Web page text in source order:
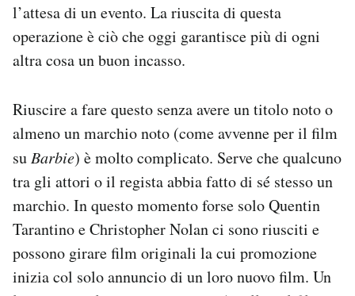
l’attesa di un evento. La riuscita di questa
operazione è ciò che oggi garantisce più di ogni
altra cosa un buon incasso.
Riuscire a fare questo senza avere un titolo noto o
almeno un marchio noto (come avvenne per il film
su Barbie) è molto complicato. Serve che qualcuno
tra gli attori o il regista abbia fatto di sé stesso un
marchio. In questo momento forse solo Quentin
Tarantino e Christopher Nolan ci sono riusciti e
possono girare film originali la cui promozione
inizia col solo annuncio di un loro nuovo film. Un